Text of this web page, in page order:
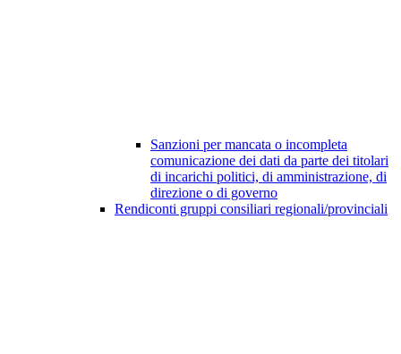
Sanzioni per mancata o incompleta
comunicazione dei dati da parte dei titolari
di incarichi politici, di amministrazione, di
direzione o di governo
Rendiconti gruppi consiliari regionali/provinciali